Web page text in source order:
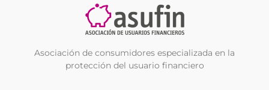
Asociación de consumidores especializada en la
protección del usuario financiero